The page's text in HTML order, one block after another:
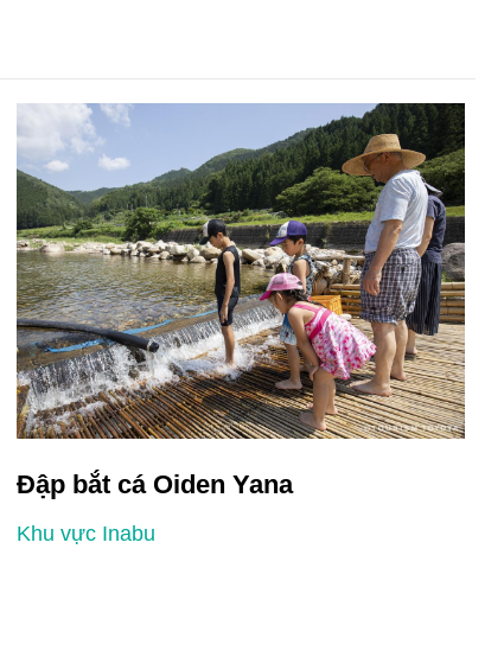
Đập bắt cá Oiden Yana
Khu vực Inabu